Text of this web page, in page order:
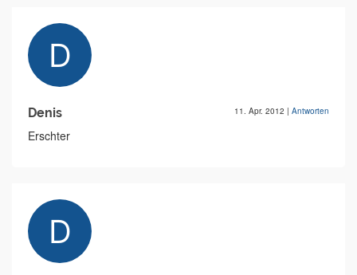
Denis 11. Apr. 2012 | Antworten
Erschter